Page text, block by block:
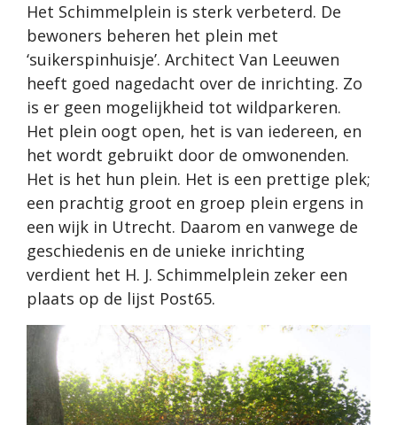
Het Schimmelplein is sterk verbeterd. De
bewoners beheren het plein met
‘suikerspinhuisje’. Architect Van Leeuwen
heeft goed nagedacht over de inrichting. Zo
is er geen mogelijkheid tot wildparkeren.
Het plein oogt open, het is van iedereen, en
het wordt gebruikt door de omwonenden.
Het is het hun plein. Het is een prettige plek;
een prachtig groot en groep plein ergens in
een wijk in Utrecht. Daarom en vanwege de
geschiedenis en de unieke inrichting
verdient het H. J. Schimmelplein zeker een
plaats op de lijst Post65.